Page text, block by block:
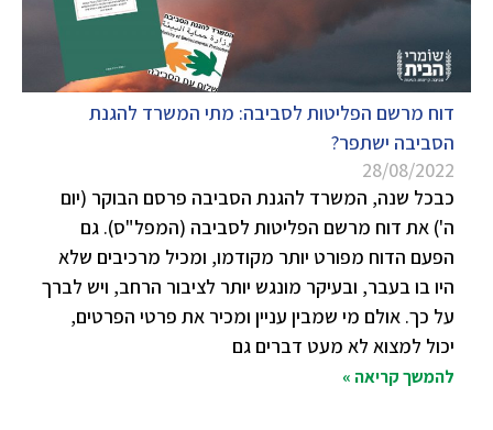
דוח מרשם הפליטות לסביבה: מתי המשרד להגנת
הסביבה ישתפר?
28/08/2022
כבכל שנה, המשרד להגנת הסביבה פרסם הבוקר (יום
ה') את דוח מרשם הפליטות לסביבה (המפל"ס). גם
הפעם הדוח מפורט יותר מקודמו, ומכיל מרכיבים שלא
היו בו בעבר, ובעיקר מונגש יותר לציבור הרחב, ויש לברך
על כך. אולם מי שמבין עניין ומכיר את פרטי הפרטים,
יכול למצוא לא מעט דברים גם
להמשך קריאה »